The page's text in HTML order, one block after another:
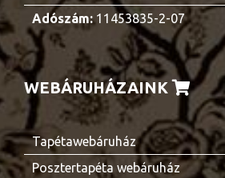
Adószám:11453835-2-07
WEBÁRUHÁZAINK
Tapétawebáruház
Posztertapéta webáruház